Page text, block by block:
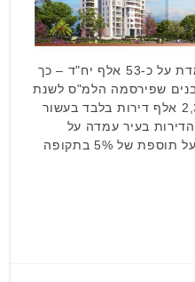
כמות הדירות בעיר בת -ים עומדת על כ-53 אלף יח"ד – כך
שפירסמה הלמ"ס לשנת
2022. מדובר בתוספת של 2,384 אלף דירות בלבד בעשור
אז כמות הדירות בעיר עמדה על
כ-50.6 אלף, ובאחוזים מדובר על תוספת של 5% בתקופה